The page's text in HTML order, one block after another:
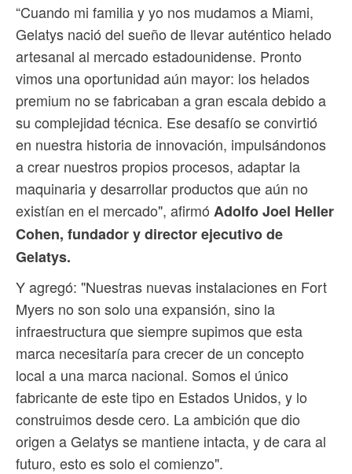
“Cuando mi familia y yo nos mudamos a Miami,
Gelatys nació del sueño de llevar auténtico helado
artesanal al mercado estadounidense. Pronto
vimos una oportunidad aún mayor: los helados
premium no se fabricaban a gran escala debido a
su complejidad técnica. Ese desafío se convirtió
en nuestra historia de innovación, impulsándonos
a crear nuestros propios procesos, adaptar la
maquinaria y desarrollar productos que aún no
existían en el mercado", afirmó Adolfo Joel Heller
Cohen, fundador y director ejecutivo de
Gelatys.
Y agregó: "Nuestras nuevas instalaciones en Fort
Myers no son solo una expansión, sino la
infraestructura que siempre supimos que esta
marca necesitaría para crecer de un concepto
local a una marca nacional. Somos el único
fabricante de este tipo en Estados Unidos, y lo
construimos desde cero. La ambición que dio
origen a Gelatys se mantiene intacta, y de cara al
futuro, esto es solo el comienzo".